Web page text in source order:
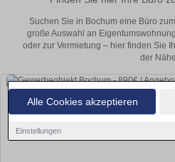
Alle Cookies akzeptieren
Einstellungen
Suchen Sie in Bochum eine Büro
große Auswahl an
oder zur Vermietung – hier finden Sie
der